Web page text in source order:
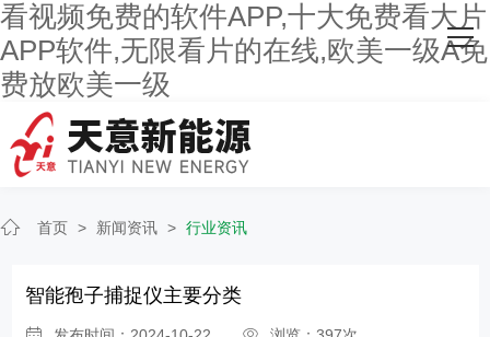
看视频免费的软件APP,十大免费看大片
APP软件,无限看片的在线,欧美一级A免
费放欧美一级
网站首页
关于看视频免费的软件APP
主营产品
新闻资讯
首页 > 新闻资讯 > 行业资讯
智能孢子捕捉仪主要分类